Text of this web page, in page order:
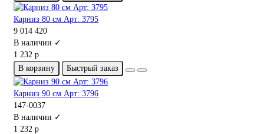
Карниз 80 см Арт: 3795
9 014 420
В наличии ✓
1 232 р
В корзину
Быстрый заказ
Карниз 90 см Арт: 3796
147-0037
В наличии ✓
1 232 р